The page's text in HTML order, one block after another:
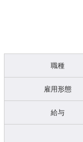
職種
雇用形態
給与